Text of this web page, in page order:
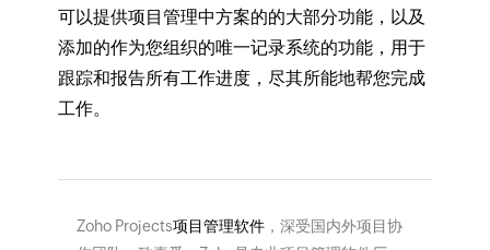
可以提供项目管理中方案的的大部分功能，以及
添加的作为您组织的唯一记录系统的功能，用于
跟踪和报告所有工作进度，尽其所能地帮您完成
工作。
Zoho Projects项目管理软件，深受国内外项目协